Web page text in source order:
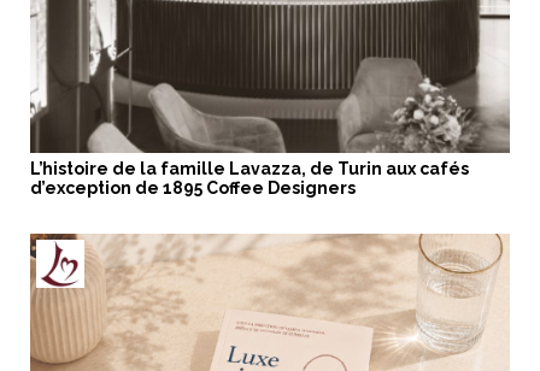
L’histoire de la famille Lavazza, de Turin aux cafés
d’exception de 1895 Coffee Designers